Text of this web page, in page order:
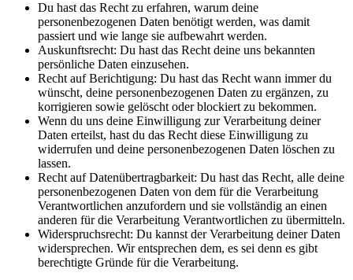
Du hast das Recht zu erfahren, warum deine
personenbezogenen Daten benötigt werden, was damit
passiert und wie lange sie aufbewahrt werden.
Auskunftsrecht: Du hast das Recht deine uns bekannten
persönliche Daten einzusehen.
Recht auf Berichtigung: Du hast das Recht wann immer du
wünscht, deine personenbezogenen Daten zu ergänzen, zu
korrigieren sowie gelöscht oder blockiert zu bekommen.
Wenn du uns deine Einwilligung zur Verarbeitung deiner
Daten erteilst, hast du das Recht diese Einwilligung zu
widerrufen und deine personenbezogenen Daten löschen zu
lassen.
Recht auf Datenübertragbarkeit: Du hast das Recht, alle deine
personenbezogenen Daten von dem für die Verarbeitung
Verantwortlichen anzufordern und sie vollständig an einen
anderen für die Verarbeitung Verantwortlichen zu übermitteln.
Widerspruchsrecht: Du kannst der Verarbeitung deiner Daten
widersprechen. Wir entsprechen dem, es sei denn es gibt
berechtigte Gründe für die Verarbeitung.